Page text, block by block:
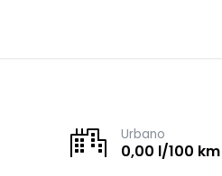
Urbano
0,00 l/100 km